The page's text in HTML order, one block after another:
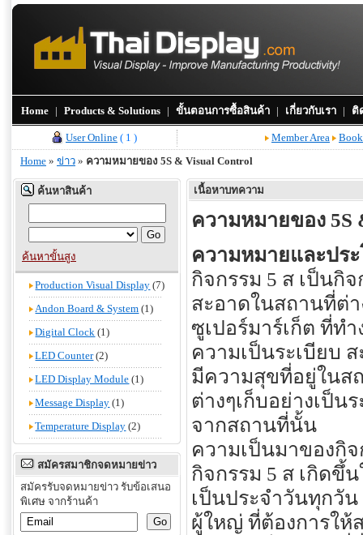
Home | Products & Solutions | ขั้นตอนการซื้อสินค้า | เกี่ยวกับเรา | ติ
User Online ( 1 ) Member Area
Home » ข่าว » ความหมายของ 5S & Visual Control
ค้นหาสินค้า
ค้นหาขั้นสูง
Production Visual Display (7)
Andon Board & System (1)
Digital Clock (1)
LED Counter(2)
LED Display Module (1)
Message Display (1)
Temperature Display (2)
สมัครสมาชิกจดหมายข่าว
สมัครรับจดหมายข่าว รับข้อเสนอ
พิเศษ จากร้านค้า
เนื้อหาบทความ
ความหมายของ 5S
ความหมายและปร
กิจกรรม 5 ส เป็นกิ
สะอาดในสถานที่ต่า
ซูเปอร์มาร์เก็ต ที่ท
ความเป็นระเบียบ
มีความสุขที่อยู่ในส
ต่างๆเก็บอย่างเป็น
จากสถานที่นั้น
ความเป็นมาของกิจ
กิจกรรม 5 ส เกิดขึ้
เป็นประจำวันทุกวั
ผู้ใหญ่ ที่ต้องการให้